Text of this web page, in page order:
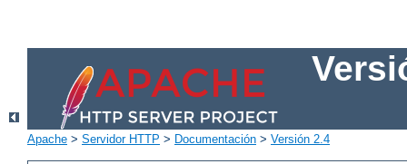
Apache > Servidor HTTP > Documentación > Versión 2.4